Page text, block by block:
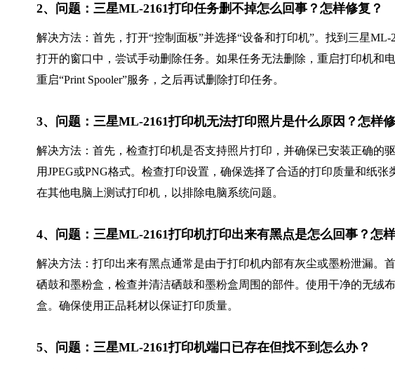
2、问题：三星ML-2161打印任务删不掉怎么回事？怎样修复？
解决方法：首先，打开“控制面板”并选择“设备和打印机”。找到三星
打开的窗口中，尝试手动删除任务。如果任务无法删除，重启打印机和
重启“Print Spooler”服务，之后再试删除打印任务。
3、问题：三星ML-2161打印机无法打印照片是什么原因？怎样
解决方法：首先，检查打印机是否支持照片打印，并确保已安装正确的
用JPEG或PNG格式。检查打印设置，确保选择了合适的打印质量和纸
在其他电脑上测试打印机，以排除电脑系统问题。
4、问题：三星ML-2161打印机打印出来有黑点是怎么回事？怎
解决方法：打印出来有黑点通常是由于打印机内部有灰尘或墨粉泄漏。
硒鼓和墨粉盒，检查并清洁硒鼓和墨粉盒周围的部件。使用干净的无绒
盒。确保使用正品耗材以保证打印质量。
5、问题：三星ML-2161打印机端口已存在但找不到怎么办？